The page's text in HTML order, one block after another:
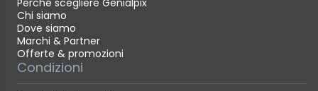
Perché scegliere Genialpix
Chi siamo
Dove siamo
Marchi & Partner
Offerte & promozioni
Condizioni